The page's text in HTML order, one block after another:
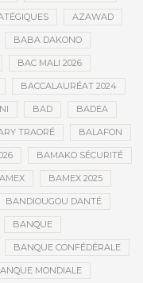
AZAWAD
BABA DAKONO
BAC MALI 2026
BACCALAURÉAT 2024
BAD BADEA
TRAORÉ BALAFON
BAMAKO SÉCURITÉ
BAMEX 2025
BANDIOUGOU DANTÉ
BANQUE
BANQUE CONFÉDÉRALE
MONDIALE